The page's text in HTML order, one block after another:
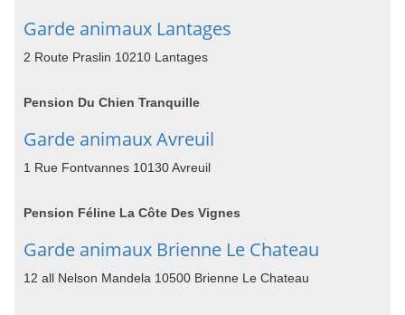
Garde animaux Lantages
2 Route Praslin 10210 Lantages
Pension Du Chien Tranquille
Garde animaux Avreuil
1 Rue Fontvannes 10130 Avreuil
Pension Féline La Côte Des Vignes
Garde animaux Brienne Le Chateau
12 all Nelson Mandela 10500 Brienne Le Chateau